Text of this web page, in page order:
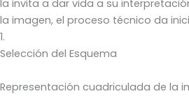
la invita a dar vida a su
la imagen, el proceso técnico da
1.
Selección del Esquema
Representación cuadriculada de la